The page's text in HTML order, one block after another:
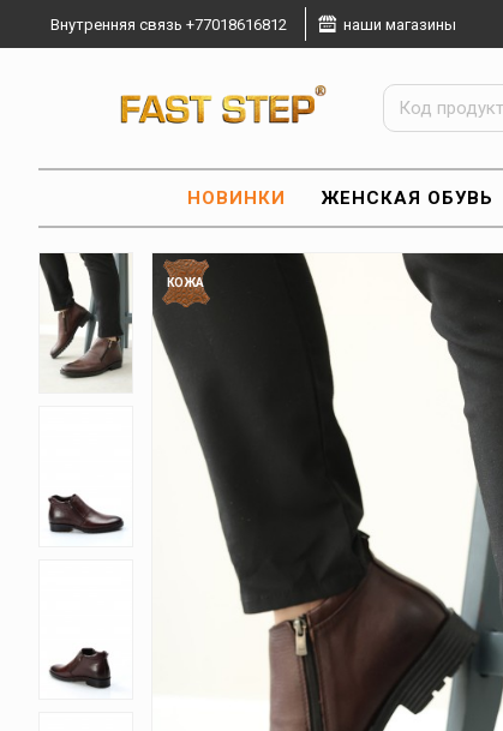
Внутренняя связь +77018616812 наши магазины
НОВИНКИ ЖЕНСКАЯ ОБУВЬ
КОЖА